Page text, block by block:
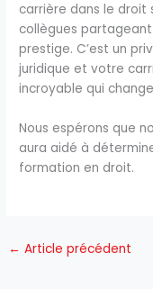
carrière dans le
collègues
prestige. C’est un
juridique et votre
incroyable qui
Nous espérons que
aura aidé à
formation en droit.
← Article précédent